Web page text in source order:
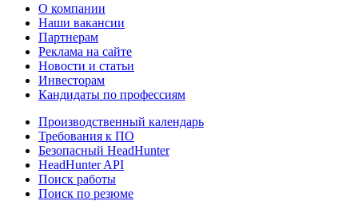
О компании
Наши вакансии
Партнерам
Реклама на сайте
Новости и статьи
Инвесторам
Кандидаты по профессиям
Производственный календарь
Требования к ПО
Безопасный HeadHunter
HeadHunter API
Поиск работы
Поиск по резюме